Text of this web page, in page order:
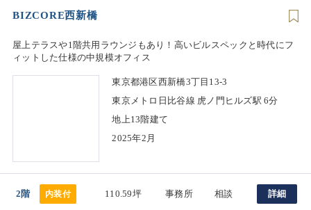
BIZCORE西新橋
屋上テラスや1階共用ラウンジもあり！高いビルスペックと時代にフ
ィットした仕様の中規模オフィス
東京都港区西新橋3丁目13-3
東京メトロ日比谷線 虎ノ門ヒルズ駅 6分
地上13階建て
2025年2月
2階 内装付 110.59坪 事務所 相談 詳細